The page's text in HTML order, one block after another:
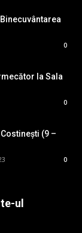
0
la Sala
0
(9 –
0
ul